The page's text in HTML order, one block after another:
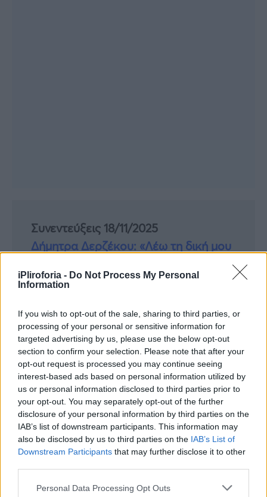
iPliroforia - Do Not Process My Personal
Information
If you wish to opt-out of the sale, sharing to third parties, or
processing of your personal or sensitive information for
targeted advertising by us, please use the below opt-out
section to confirm your selection. Please note that after your
opt-out request is processed you may continue seeing
interest-based ads based on personal information utilized by
us or personal information disclosed to third parties prior to
your opt-out. You may separately opt-out of the further
disclosure of your personal information by third parties on the
IAB’s list of downstream participants. This information may
also be disclosed by us to third parties on the IAB’s List of
Downstream Participants that may further disclose it to other
Personal Data Processing Opt Outs
Συνεντεύξεις 18/11/2025
Δήμητρα Δερζέκου: «Λέω τη δική μου
Συνεντεύξεις 18/11/2025
Τζεφ Μοντάνα: «Κανένας δεν μπορεί
να σου πει ποιος είσαι»